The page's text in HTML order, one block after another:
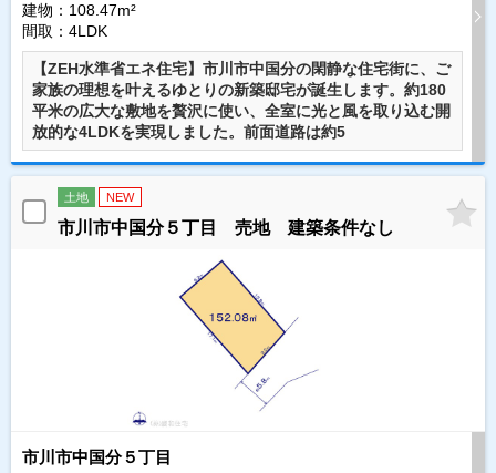
建物：108.47m²
間取：4LDK
【ZEH水準省エネ住宅】市川市中国分の閑静な住宅街に、ご
家族の理想を叶えるゆとりの新築邸宅が誕生します。約180
平米の広大な敷地を贅沢に使い、全室に光と風を取り込む開
放的な4LDKを実現しました。前面道路は約5
土地 NEW
市川市中国分５丁目 売地 建築条件なし
市川市中国分５丁目